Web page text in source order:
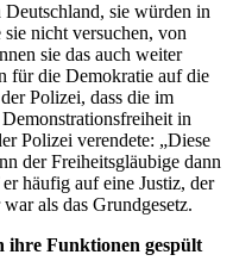
sie würden in
nicht versuchen, von
sie das auch weiter
für die Demokratie auf die
Polizei, dass die im
in
Polizei verendete: „Diese
der Freiheitsgläubige dann
häufig auf eine Justiz, der
als das Grundgesetz.
ihre Funktionen gespült